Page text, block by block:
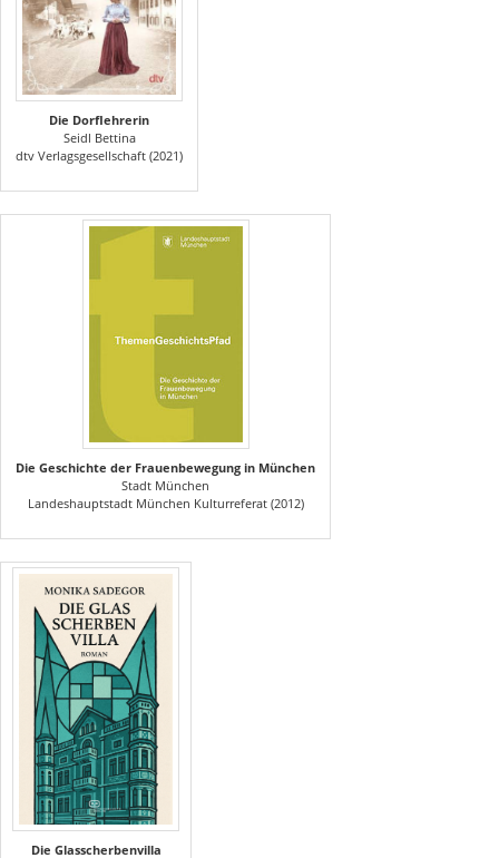
Die Dorflehrerin
Seidl Bettina
dtv Verlagsgesellschaft (2021)
Die Geschichte der Frauenbewegung in München
Stadt München
Landeshauptstadt München Kulturreferat (2012)
Die Glasscherbenvilla